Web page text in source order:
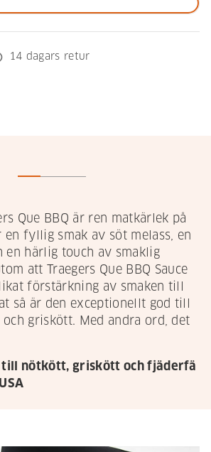
14 dagars retur
Que BBQ är ren matkärlek på
en fyllig smak av söt melass, en
en härlig touch av smaklig
att Traegers Que BBQ Sauce
förstärkning av smaken till
så är den exceptionellt god till
griskött. Med andra ord, det
till nötkött, griskött och fjäderfä